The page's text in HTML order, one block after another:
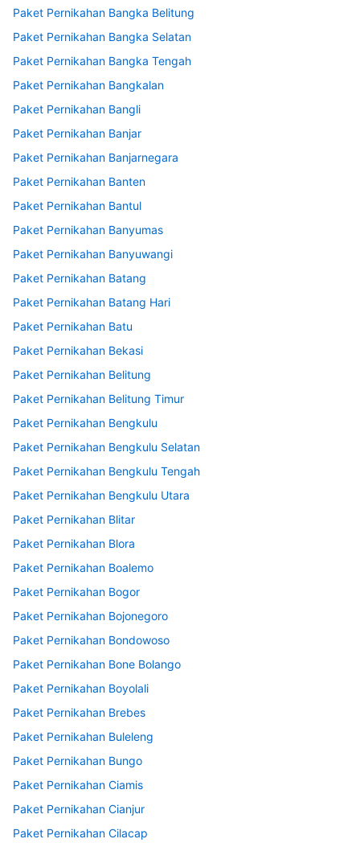
Paket Pernikahan Bangka Belitung
Paket Pernikahan Bangka Selatan
Paket Pernikahan Bangka Tengah
Paket Pernikahan Bangkalan
Paket Pernikahan Bangli
Paket Pernikahan Banjar
Paket Pernikahan Banjarnegara
Paket Pernikahan Banten
Paket Pernikahan Bantul
Paket Pernikahan Banyumas
Paket Pernikahan Banyuwangi
Paket Pernikahan Batang
Paket Pernikahan Batang Hari
Paket Pernikahan Batu
Paket Pernikahan Bekasi
Paket Pernikahan Belitung
Paket Pernikahan Belitung Timur
Paket Pernikahan Bengkulu
Paket Pernikahan Bengkulu Selatan
Paket Pernikahan Bengkulu Tengah
Paket Pernikahan Bengkulu Utara
Paket Pernikahan Blitar
Paket Pernikahan Blora
Paket Pernikahan Boalemo
Paket Pernikahan Bogor
Paket Pernikahan Bojonegoro
Paket Pernikahan Bondowoso
Paket Pernikahan Bone Bolango
Paket Pernikahan Boyolali
Paket Pernikahan Brebes
Paket Pernikahan Buleleng
Paket Pernikahan Bungo
Paket Pernikahan Ciamis
Paket Pernikahan Cianjur
Paket Pernikahan Cilacap